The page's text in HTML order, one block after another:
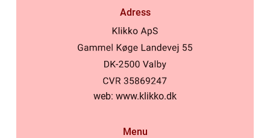
Adress
web: www.klikko.dk
Menu